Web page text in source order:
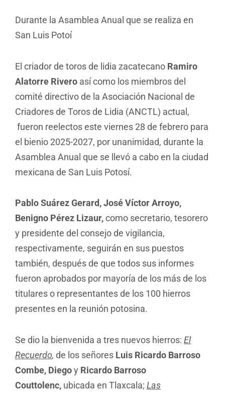
Durante la Asamblea Anual que se realiza en
San Luis Potoí
El criador de toros de lidia zacatecano Ramiro
Alatorre Rivero así como los miembros del
comité directivo de la Asociación Nacional de
Criadores de Toros de Lidia (ANCTL) actual,
fueron reelectos este viernes 28 de febrero para
el bienio 2025-2027, por unanimidad, durante la
Asamblea Anual que se llevó a cabo en la ciudad
mexicana de San Luis Potosí.
Pablo Suárez Gerard, José Víctor Arroyo,
Benigno Pérez Lizaur,como secretario, tesorero
y presidente del consejo de vigilancia,
respectivamente, seguirán en sus puestos
también, después de que todos sus informes
fueron aprobados por mayoría de los más de los
titulares o representantes de los 100 hierros
presentes en la reunión potosina.
Se dio la bienvenida a tres nuevos hierros: El
Recuerdo, de los señores Luis Ricardo Barroso
Combe, Diegoy Ricardo Barroso
Couttolenc, ubicada en Tlaxcala; Las